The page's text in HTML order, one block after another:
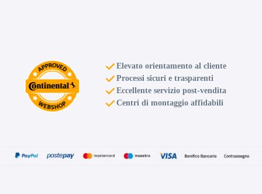
Elevato orientamento al cliente
Processi sicuri e trasparenti
Eccellente servizio post-vendita
Centri di montaggio affidabili